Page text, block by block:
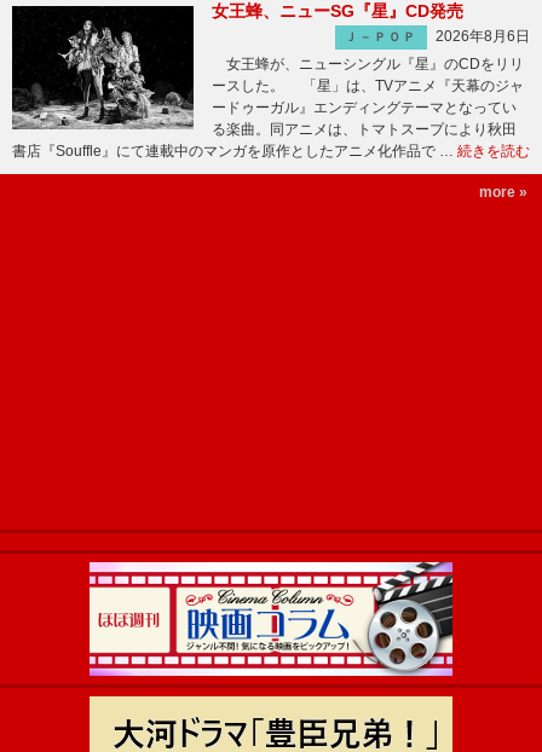
女王蜂、ニューSG『星』CD発売
Ｊ－ＰＯＰ
2026年8月6日
女王蜂が、ニューシングル『星』のCDをリリ
ースした。 「星」は、TVアニメ『天幕のジャ
ードゥーガル』エンディングテーマとなってい
る楽曲。同アニメは、トマトスープにより秋田
書店『Souffle』にて連載中のマンガを原作としたアニメ化作品で … 続きを読む
more »